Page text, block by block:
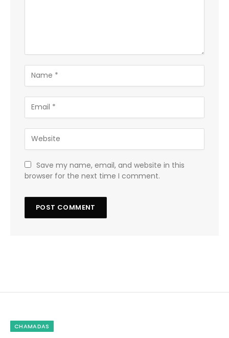
Save my name, email, and website in this
browser for the next time I comment.
CHAMADAS